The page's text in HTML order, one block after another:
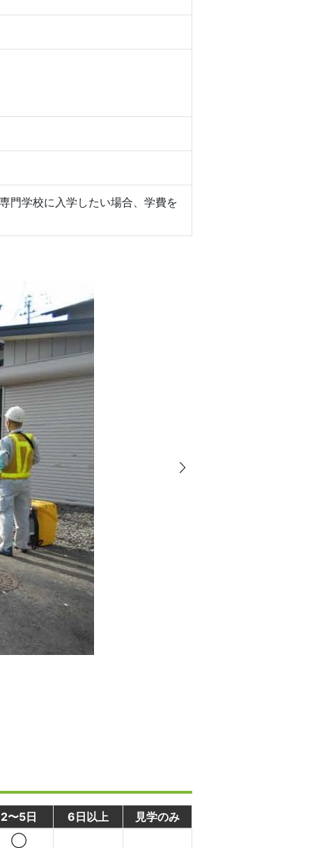
門学校に入学したい場合、学費を
2〜5日 6日以上
見学のみ
◯